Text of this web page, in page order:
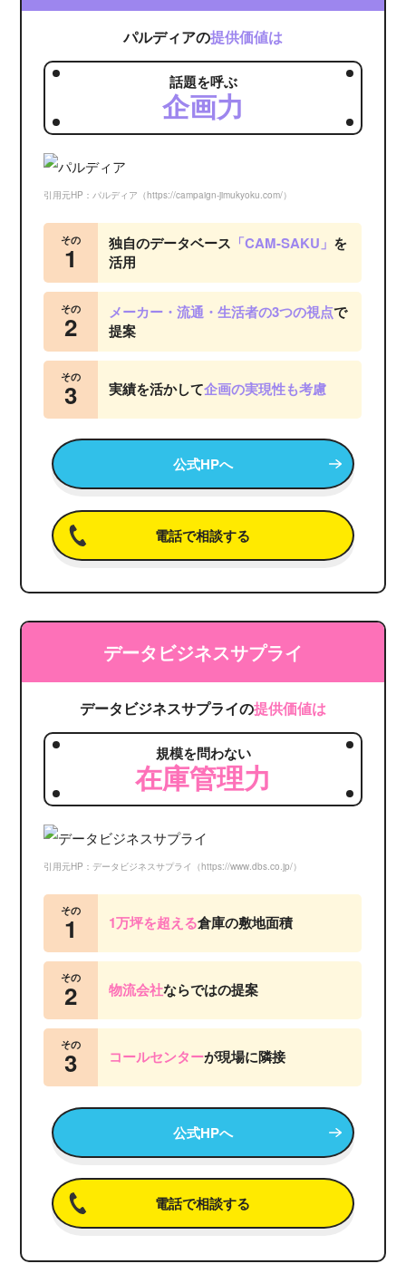
パルディアの提供価値は
話題を呼ぶ
企画力
引用元HP：パルディア（https://campaign-jimukyoku.com/）
その
1 独自のデータベース 「CAM-SAKU」 を
活用
その
2 メーカー・流通・生活者の3つの視点で
提案
その
3 実績を活かして企画の実現性も考慮
公式HPへ
電話で相談する
データビジネスサプライ
データビジネスサプライの提供価値は
規模を問わない
在庫管理力
引用元HP：データビジネスサプライ（https://www.dbs.co.jp/）
その
1 1万坪を超える倉庫の敷地面積
その
2 物流会社ならではの提案
その
3 コールセンターが現場に隣接
公式HPへ
電話で相談する